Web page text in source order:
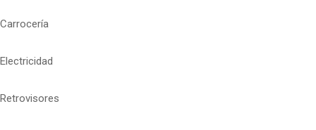
Carrocería
Electricidad
Retrovisores